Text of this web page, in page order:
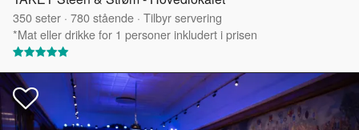
350seter · 780stående · Tilbyr servering
*Mat eller drikke for 1 personer inkludert i prisen